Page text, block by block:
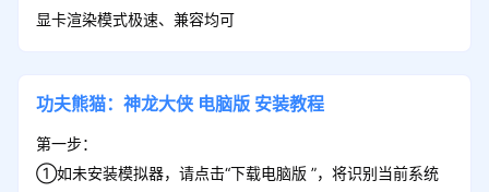
八卦灵玉*10+入门心法*100+强化石*100
显卡渲染模式极速、兼容均可
功夫熊猫：神龙大侠 电脑版 安装教程
第一步：
①如未安装模拟器，请点击“下载电脑版 ”，将识别当前系统